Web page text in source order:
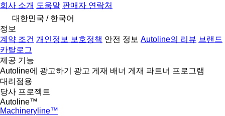
회사 소개 도움말 판매자 연락처
대한민국 / 한국어
정보
계약 조건 개인정보 보호정책 안전 정보 Autoline의 리뷰 브랜드
카탈로그
제공 기능
Autoline에 광고하기
광고 게재 배너 게재 파트너 프로그램
대리점용
당사 프로젝트
Autoline™
Machineryline™